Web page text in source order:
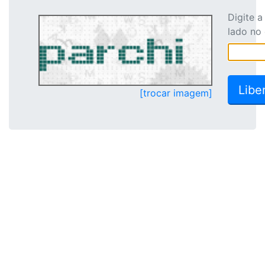
[trocar imagem]
Digite
lado no